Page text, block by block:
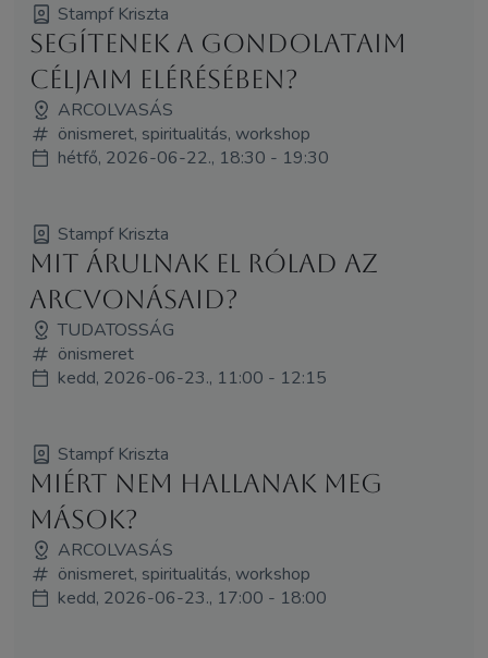
Stampf Kriszta
Segítenek a gondolataim
céljaim elérésében?
ARCOLVASÁS
önismeret, spiritualitás, workshop
hétfő, 2026-06-22., 18:30 - 19:30
Stampf Kriszta
Mit árulnak el rólad az
arcvonásaid?
TUDATOSSÁG
önismeret
kedd, 2026-06-23., 11:00 - 12:15
Stampf Kriszta
Miért nem hallanak meg
mások?
ARCOLVASÁS
önismeret, spiritualitás, workshop
kedd, 2026-06-23., 17:00 - 18:00